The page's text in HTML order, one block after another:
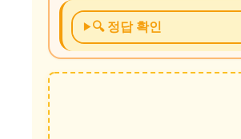
🔍 정답 확인